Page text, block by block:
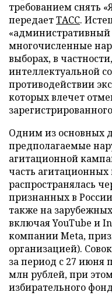
требованием снять
передаетТАСС.
«административный
многочисленные
выборах, в
интеллектуальной
противодействии
которых влечет
Одним из основных
предполагаемые
агитационной
часть агитационных
распространялась
признанных в
также на
включая YouTube и
компании Meta,
организацией).
за период с 27 июня
млн рублей, при
избирательного